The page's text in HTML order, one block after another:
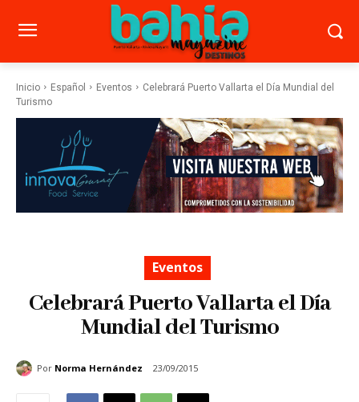
Inicio Español Eventos
Celebrará Puerto Vallarta el Día Mundial del
Turismo
Eventos
Celebrará Puerto Vallarta el Día
Mundial del Turismo
Por Norma Hernández 23/09/2015